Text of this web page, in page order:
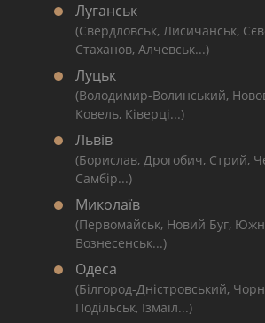
Луганськ
(Свердловськ, Лисичанськ,
Стаханов, Алчевськ...)
Луцьк
(Володимир-Волинський,
Ковель, Ківерці...)
Львів
(Борислав, Дрогобич, Стрий,
Самбір...)
Миколаїв
(Первомайськ, Новий Буг,
Вознесенськ...)
Одеса
(Білгород-Дністровський,
Подільськ, Ізмаїл...)